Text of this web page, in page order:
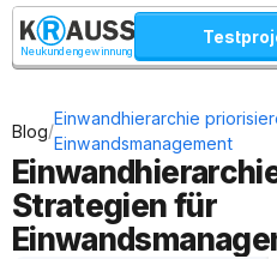
Neukundengewinnung
Blog/
Einwandhierarchie
Einwandsmanagement
Strategien für